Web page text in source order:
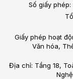
Số giấy phép:
Giấy phép hoạt
Văn hóa,
Địa chỉ: Tầng 18,